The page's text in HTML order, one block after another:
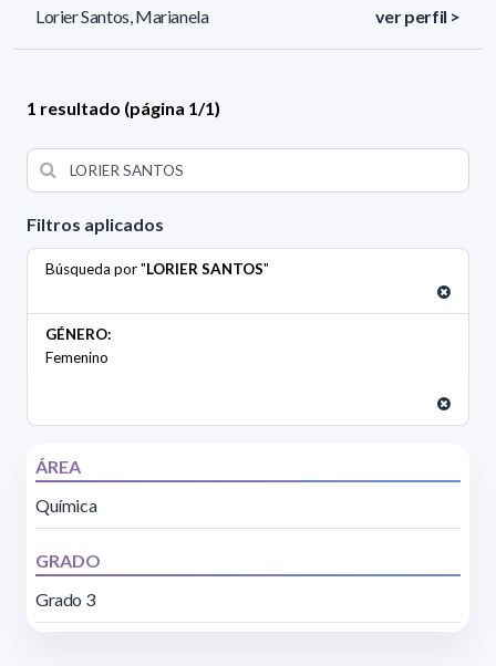
Filtros aplicados
Búsqueda por "LORIER SANTOS"
GÉNERO:
Femenino
ÁREA
Química
GRADO
Grado 3
Lorier Santos, Marianela ver perfil >
1 resultado (página 1/1)